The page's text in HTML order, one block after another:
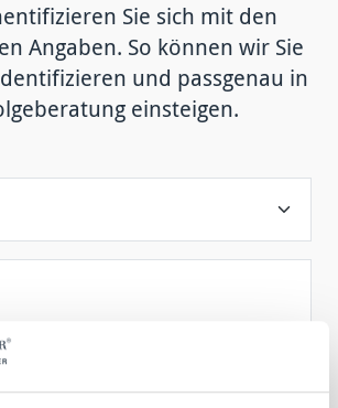
Sie sich mit den
Angaben. So können wir Sie
und passgenau in
einsteigen.